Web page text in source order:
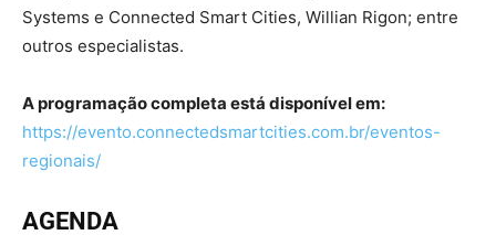
Systems e Connected Smart Cities, Willian Rigon; entre
outros especialistas.
A programação completa está disponível em:
https://evento.connectedsmartcities.com.br/eventos-
regionais/
AGENDA